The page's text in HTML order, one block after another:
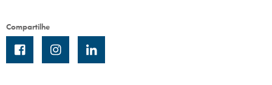
Atendimento (21) 2574 8888
Compartilhe